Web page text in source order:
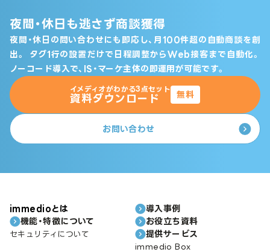
夜間・休日も逃さず商談獲得
夜間・休日の問い合わせにも即応し、月100件超の自動商談を創
出。
タグ1行の設置だけで日程調整からWeb接客まで自動化。
ノーコード導入で、IS・マーケ主体の即運用が可能です。
イメディオがわかる3点セット
資料ダウンロード 無料
お問い合わせ
immedioとは
機能・特徴について
セキュリティについて
導入事例
お役立ち資料
提供サービス
immedio Box